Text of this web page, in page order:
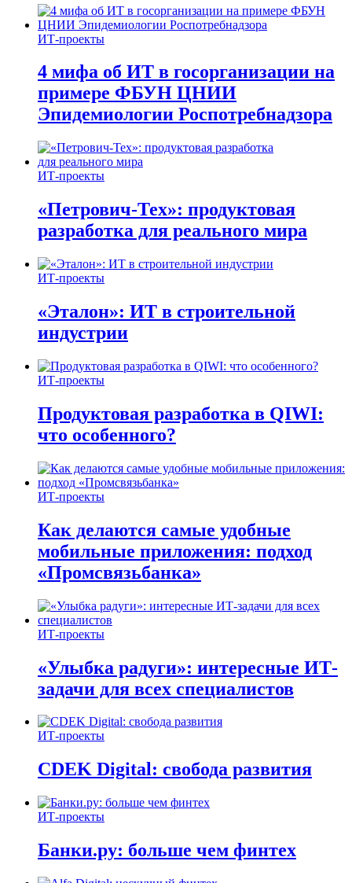
ИТ-проекты
4 мифа об ИТ в госорганизации на
примере ФБУН ЦНИИ
Эпидемиологии Роспотребнадзора
ИТ-проекты
«Петрович-Тех»: продуктовая
разработка для реального мира
ИТ-проекты
«Эталон»: ИТ в строительной
индустрии
ИТ-проекты
Продуктовая разработка в QIWI:
что особенного?
ИТ-проекты
Как делаются самые удобные
мобильные приложения: подход
«Промсвязьбанка»
ИТ-проекты
«Улыбка радуги»: интересные ИТ-
задачи для всех специалистов
ИТ-проекты
CDEK Digital: свобода развития
ИТ-проекты
Банки.ру: больше чем финтех